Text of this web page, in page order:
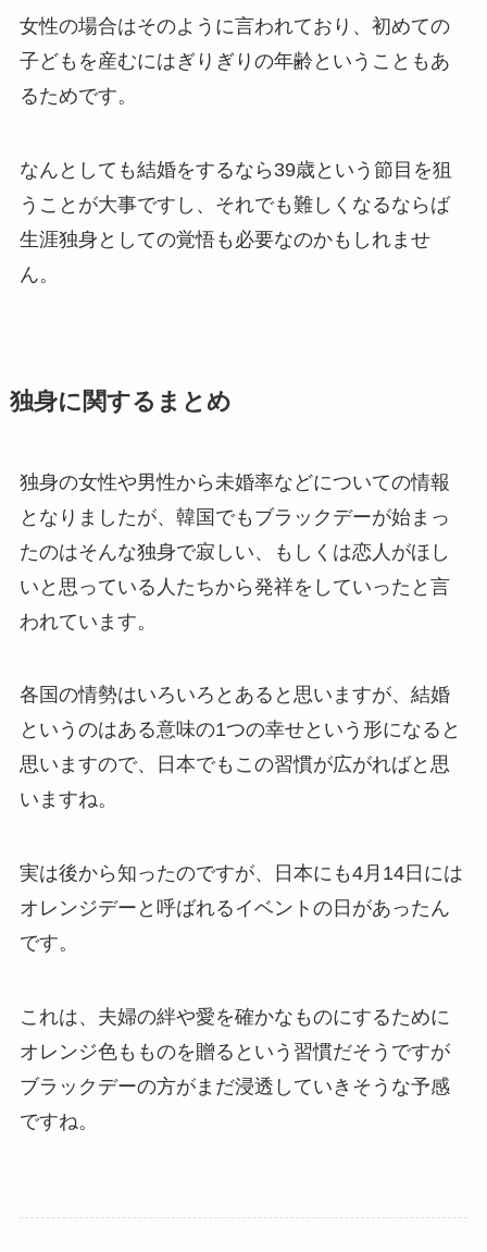
女性の場合はそのように言われており、初めての
子どもを産むにはぎりぎりの年齢ということもあ
るためです。
なんとしても結婚をするなら39歳という節目を狙
うことが大事ですし、それでも難しくなるならば
生涯独身としての覚悟も必要なのかもしれませ
ん。
独身に関するまとめ
独身の女性や男性から未婚率などについての情報
となりましたが、韓国でもブラックデーが始まっ
たのはそんな独身で寂しい、もしくは恋人がほし
いと思っている人たちから発祥をしていったと言
われています。
各国の情勢はいろいろとあると思いますが、結婚
というのはある意味の1つの幸せという形になると
思いますので、日本でもこの習慣が広がればと思
いますね。
実は後から知ったのですが、日本にも4月14日には
オレンジデーと呼ばれるイベントの日があったん
です。
これは、夫婦の絆や愛を確かなものにするために
オレンジ色もものを贈るという習慣だそうですが
ブラックデーの方がまだ浸透していきそうな予感
ですね。